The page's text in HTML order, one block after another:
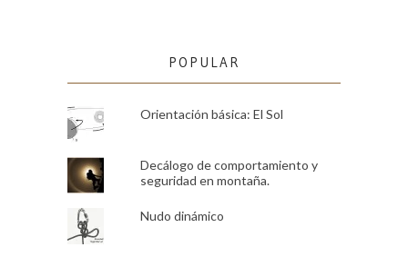
POPULAR
Orientación básica: El Sol
Decálogo de comportamiento y
seguridad en montaña.
Nudo dinámico